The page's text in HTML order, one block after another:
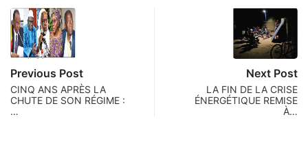
Previous Post
CINQ ANS APRÈS LA
CHUTE DE SON RÉGIME :
…
Next Post
LA FIN DE LA CRISE
ÉNERGÉTIQUE REMISE
À…